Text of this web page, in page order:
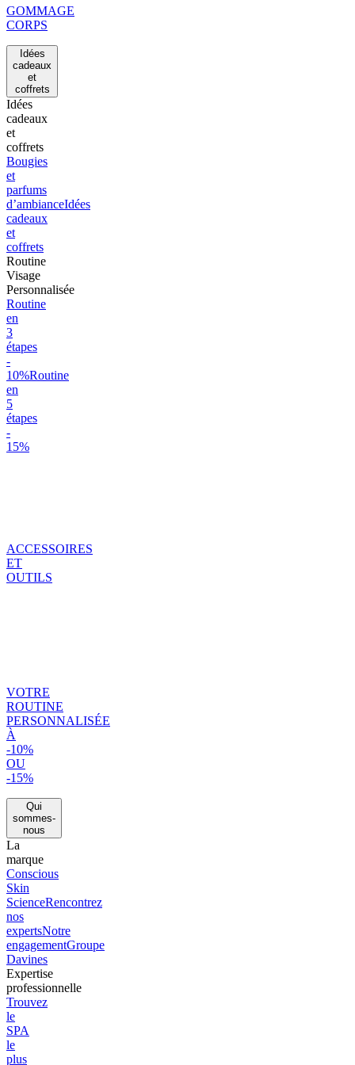
GOMMAGE
CORPS
Idées
cadeaux
et
coffrets
Idées
cadeaux
et
coffrets
Bougies
et
parfums
d’ambianceIdées
cadeaux
et
coffrets
Routine
Visage
Personnalisée
Routine
en
3
étapes
-
10%Routine
en
5
étapes
-
15%
ACCESSOIRES
ET
OUTILS
VOTRE
ROUTINE
PERSONNALISÉE
À
-10%
OU
-15%
Qui
sommes-
nous
La
marque
Conscious
Skin
ScienceRencontrez
nos
expertsNotre
engagementGroupe
Davines
Expertise
professionnelle
Trouvez
le
SPA
le
plus